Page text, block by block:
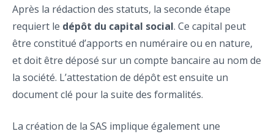
Après la rédaction des statuts, la seconde étape
requiert le dépôt du capital social. Ce capital peut
être constitué d’apports en numéraire ou en nature,
et doit être déposé sur un compte bancaire au nom de
la société. L’attestation de dépôt est ensuite un
document clé pour la suite des formalités.
La création de la SAS implique également une